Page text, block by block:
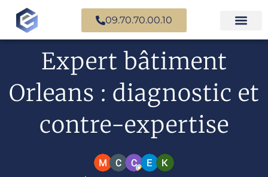
09.70.70.00.10
Expert bâtiment
Orleans : diagnostic et
contre-expertise